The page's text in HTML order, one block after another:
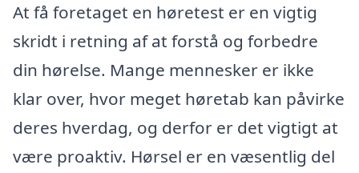
At få foretaget en høretest er en vigtig
skridt i retning af at forstå og forbedre
din hørelse. Mange mennesker er ikke
klar over, hvor meget høretab kan påvirke
deres hverdag, og derfor er det vigtigt at
være proaktiv. Hørsel er en væsentlig del